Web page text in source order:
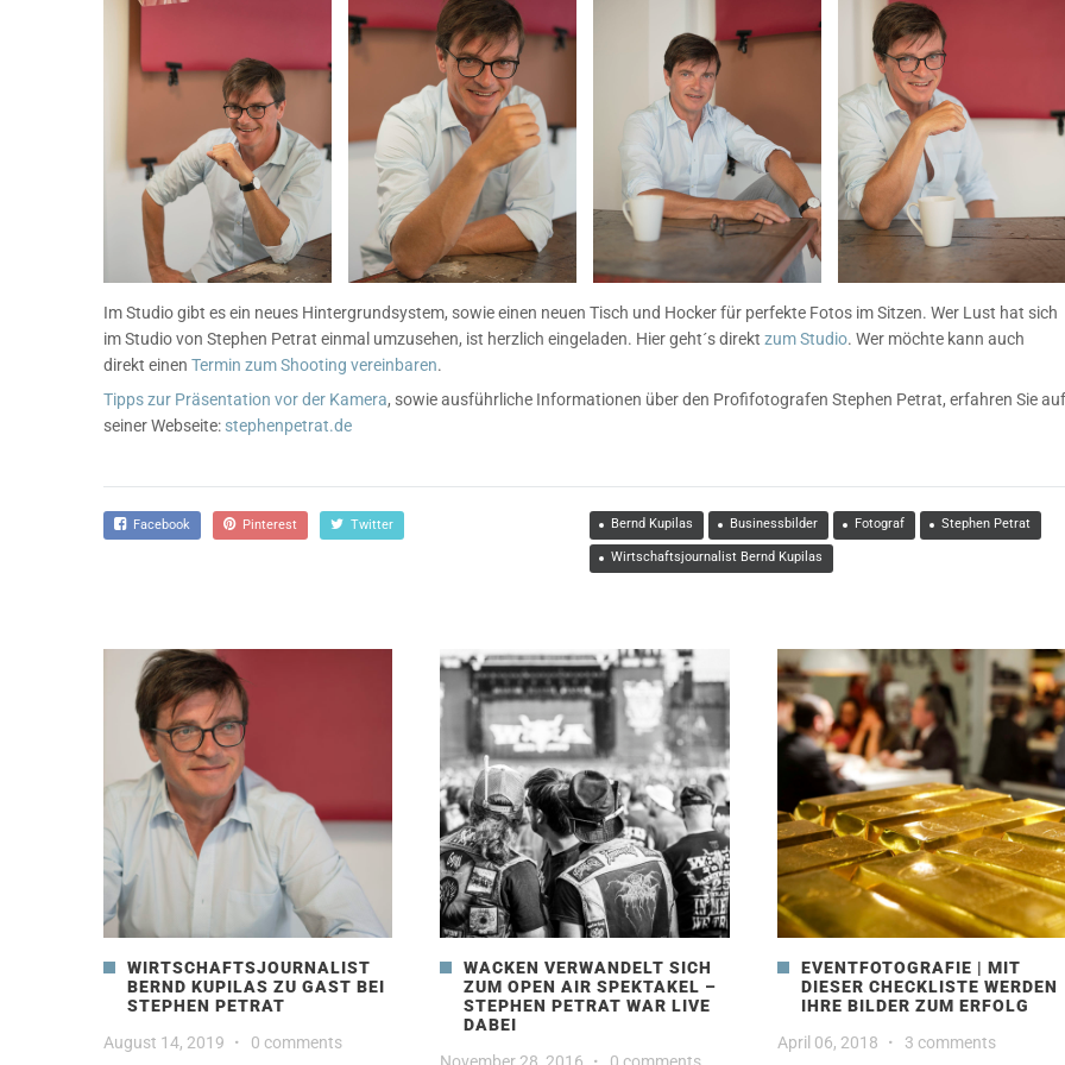
Im Studio gibt es ein neues Hintergrundsystem, sowie einen neuen Tisch und Hocker für perfekte Fotos im Sitzen. Wer Lust hat sich
im Studio von Stephen Petrat einmal umzusehen, ist herzlich eingeladen. Hier geht´s direkt zum Studio. Wer möchte kann auch
direkt einen Termin zum Shooting vereinbaren.
Tipps zur Präsentation vor der Kamera, sowie ausführliche Informationen über den Profifotografen Stephen Petrat, erfahren Sie auf
seiner Webseite: stephenpetrat.de
Facebook Pinterest Twitter Bernd Kupilas Businessbilder Fotograf Stephen Petrat
Wirtschaftsjournalist Bernd Kupilas
WIRTSCHAFTSJOURNALIST
BERND KUPILAS ZU GAST BEI
STEPHEN PETRAT
August 14, 2019
· 0 comments
WACKEN VERWANDELT SICH
ZUM OPEN AIR SPEKTAKEL –
STEPHEN PETRAT WAR LIVE
DABEI
EVENTFOTOGRAFIE | MIT
DIESER CHECKLISTE WERDEN
IHRE BILDER ZUM ERFOLG
April 06, 2018
· 3 comments